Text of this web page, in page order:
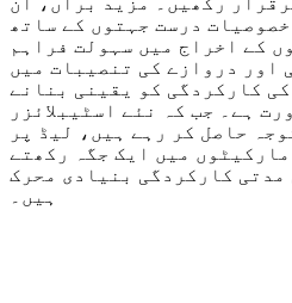
درست جہتوں کے ساتھ
کے اخراج میں سہولت فراہم
اور دروازے کی تنصیبات میں
کارکردگی کو یقینی بنانے
ہے۔ جب کہ نئے اسٹیبلائزر
حاصل کر رہے ہیں، لیڈ پر
میں ایک جگہ رکھتے
مدتی کارکردگی بنیادی محرک
ہیں۔